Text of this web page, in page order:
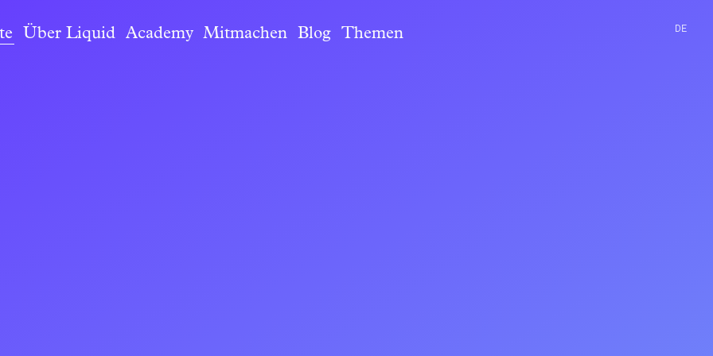
Über Liquid Academy Mitmachen Blog Themen DE